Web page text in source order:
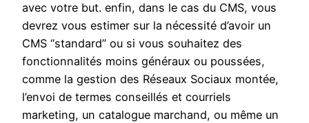
avec votre but. enfin, dans le cas du CMS, vous
devrez vous estimer sur la nécessité d’avoir un
CMS “standard” ou si vous souhaitez des
fonctionnalités moins généraux ou poussées,
comme la gestion des Réseaux Sociaux montée,
l’envoi de termes conseillés et courriels
marketing, un catalogue marchand, ou même un